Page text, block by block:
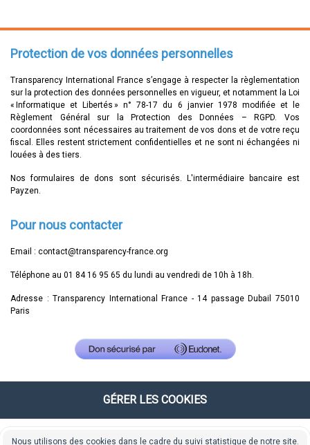
Protection de vos données personnelles
Transparency International France s’engage à respecter la règlementation
sur la protection des données personnelles en vigueur, et notamment la Loi
« Informatique et Libertés » n° 78-17 du 6 janvier 1978 modifiée et le
Règlement Général sur la Protection des Données – RGPD. Vos
coordonnées sont nécessaires au traitement de vos dons et de votre reçu
fiscal. Elles restent strictement confidentielles et ne sont ni échangées ni
louées à des tiers.
Nos formulaires de dons sont sécurisés. L'intermédiaire bancaire est
Payzen.
Pour nous contacter
Email : contact@transparency-france.org
Téléphone au 01 84 16 95 65 du lundi au vendredi de 10h à 18h.
Adresse : Transparency International France - 14 passage Dubail 75010
Paris
GÉRER LES COOKIES
Nous utilisons des cookies dans le cadre du suivi statistique de notre site.